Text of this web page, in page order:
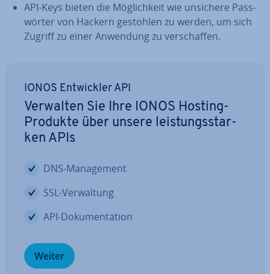
API-Keys bieten die Mög­lich­keit wie unsichere Pass­
wör­ter von Hackern gestohlen zu werden, um sich
Zugriff zu einer Anwendung zu ver­schaf­fen.
IONOS Ent­wick­ler API
Verwalten Sie Ihre IONOS Hosting-
Produkte über unsere leis­tungs­star­
ken APIs
DNS-Ma­nage­ment
SSL-Ver­wal­tung
API-Do­ku­men­ta­ti­on
Weiter